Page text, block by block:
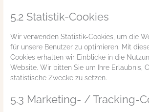
5.2 Statistik-Cookies
Wir verwenden Statistik-Cookies, um die
für unsere Benutzer zu optimieren. Mit
Cookies erhalten wir Einblicke in die
Website. Wir bitten Sie um Ihre Erlaubnis,
statistische Zwecke zu setzen.
5.3 Marketing- / Tracking-